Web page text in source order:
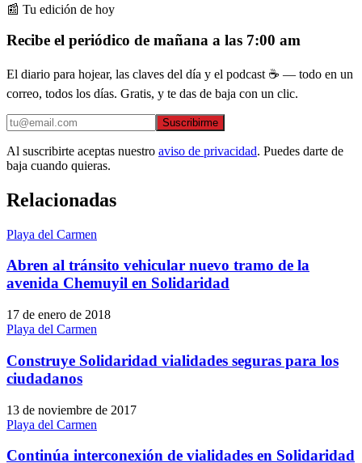
📰 Tu edición de hoy
Recibe el periódico de mañana a las 7:00 am
El diario para hojear, las claves del día y el podcast ☕ — todo en un
correo, todos los días. Gratis, y te das de baja con un clic.
Suscribirme
Al suscribirte aceptas nuestro aviso de privacidad. Puedes darte de
baja cuando quieras.
Relacionadas
Playa del Carmen
Abren al tránsito vehicular nuevo tramo de la
avenida Chemuyil en Solidaridad
17 de enero de 2018
Playa del Carmen
Construye Solidaridad vialidades seguras para los
ciudadanos
13 de noviembre de 2017
Playa del Carmen
Continúa interconexión de vialidades en Solidaridad